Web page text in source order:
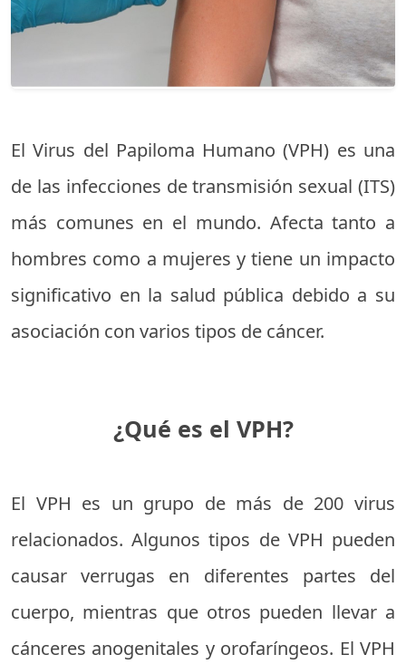
El Virus del Papiloma Humano (VPH) es una
de las infecciones de transmisión sexual (ITS)
más comunes en el mundo. Afecta tanto a
hombres como a mujeres y tiene un impacto
significativo en la salud pública debido a su
asociación con varios tipos de cáncer.
¿Qué es el VPH?
El VPH es un grupo de más de 200 virus
relacionados. Algunos tipos de VPH pueden
causar verrugas en diferentes partes del
cuerpo, mientras que otros pueden llevar a
cánceres anogenitales y orofaríngeos. El VPH